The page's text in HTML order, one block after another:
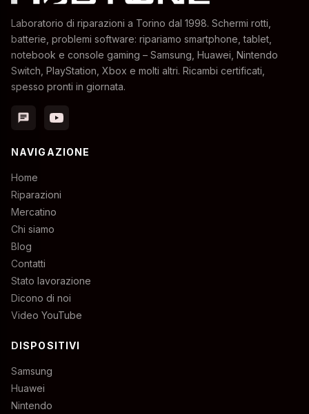
Laboratorio di riparazioni a Torino dal 1998. Schermi rotti,
batterie, problemi software: ripariamo smartphone, tablet,
notebook e console gaming – Samsung, Huawei, Nintendo
Switch, PlayStation, Xbox e molti altri. Ricambi certificati,
spesso pronti in giornata.
chat
NAVIGAZIONE
Home
Riparazioni
Mercatino
Chi siamo
Blog
Contatti
Stato lavorazione
Dicono di noi
Video YouTube
DISPOSITIVI
Samsung
Huawei
Nintendo